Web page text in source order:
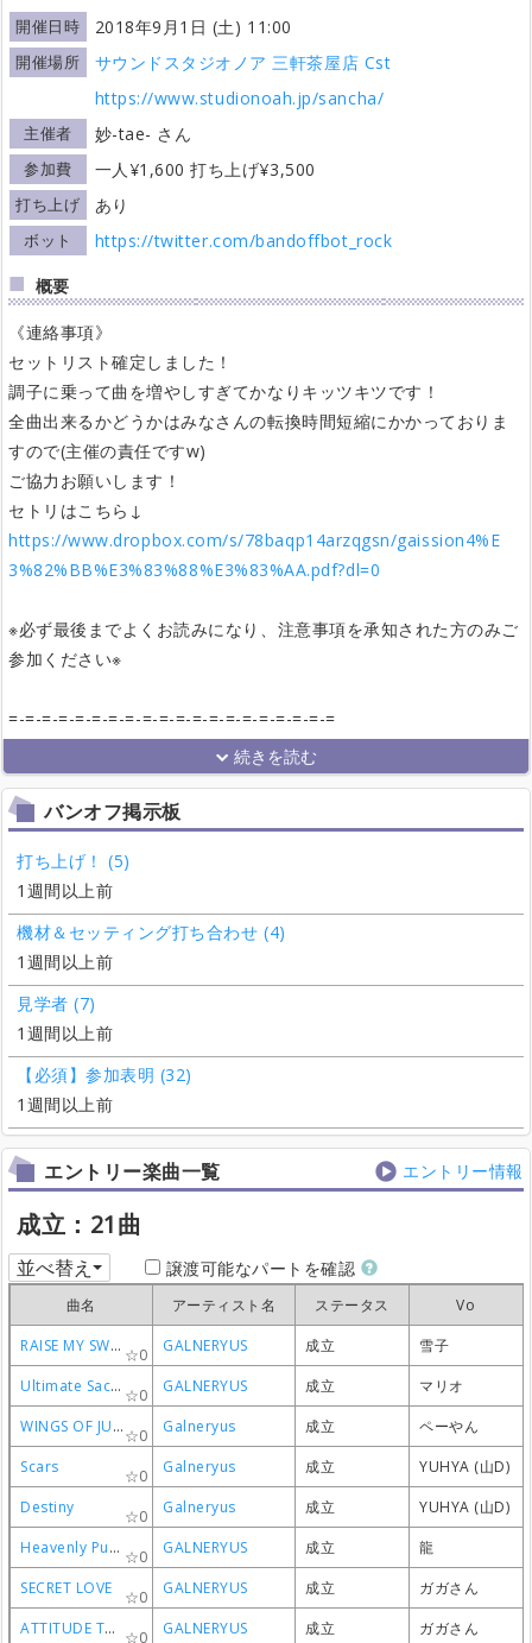
開催日時 2018年9月1日 (土) 11:00
開催場所
サウンドスタジオノア 三軒茶屋店 Cst
https://www.studionoah.jp/sancha/
主催者 妙-tae- さん
参加費 一人¥1,600 打ち上げ¥3,500
打ち上げ あり
ボット
https://twitter.com/bandoffbot_rock
概要
《連絡事項》
セットリスト確定しました！
調子に乗って曲を増やしすぎてかなりキッツキツです！
全曲出来るかどうかはみなさんの転換時間短縮にかかっておりま
すので(主催の責任ですw)
ご協力お願いします！
セトリはこちら↓
https://www.dropbox.com/s/78baqp14arzqgsn/gaission4%E
3%82%BB%E3%83%88%E3%83%AA.pdf?dl=0
※必ず最後までよくお読みになり、注意事項を承知された方のみご
参加ください※
=-=-=-=-=-=-=-=-=-=-=-=-=-=-=-=-=-=-=-=
バンオフ掲示板
打ち上げ！ (5)
1週間以上前
機材＆セッティング打ち合わせ (4)
1週間以上前
見学者 (7)
1週間以上前
【必須】参加表明 (32)
1週間以上前
エントリー楽曲一覧 エントリー情報
成立：21曲
並べ替え 譲渡可能なパートを確認
曲名 アーティスト名 ステータス
Vo
RAISE MY SWORD
0 GALNERYUS 成立
雪子
Ultimate Sacrifice
0 GALNERYUS 成立
マリオ
WINGS OF JUSTICE
0 Galneryus 成立
ペーやん
Scars
0 Galneryus 成立
YUHYA (山D)
Destiny
0 Galneryus 成立
YUHYA (山D)
Heavenly Punishment
0 GALNERYUS 成立
龍
SECRET LOVE
0 GALNERYUS 成立
ガガさん
ATTITUDE TO LIFE
0 GALNERYUS 成立 ガガさん
曲名 アーティスト名 ステータス
Vo
RAISE MY SWORD
0 GALNERYUS 成立
雪子
Ultimate Sacrifice
0 GALNERYUS 成立
マリオ
WINGS OF JUSTICE
0 Galneryus 成立
ペーやん
Scars
0 Galneryus 成立
YUHYA (山D)
Destiny
0 Galneryus 成立
YUHYA (山D)
Heavenly Punishment
0 GALNERYUS 成立
龍
SECRET LOVE
0 GALNERYUS 成立
ガガさん
ATTITUDE TO LIFE
0 GALNERYUS 成立 ガガさん
曲名 アーティスト名 ステータス
Vo
RAISE MY SWORD
0 GALNERYUS 成立
雪子
Ultimate Sacrifice
0 GALNERYUS 成立
マリオ
WINGS OF JUSTICE
0 Galneryus 成立
ペーやん
Scars
0 Galneryus 成立
YUHYA (山D)
Destiny
0 Galneryus 成立
YUHYA (山D)
Heavenly Punishment
0 GALNERYUS 成立
龍
SECRET LOVE
0 GALNERYUS 成立
ガガさん
ATTITUDE TO LIFE
0 GALNERYUS 成立 ガガさん
曲名 アーティスト名 ステータス
Vo
RAISE MY SWORD
0 GALNERYUS 成立
雪子
Ultimate Sacrifice
0 GALNERYUS 成立
マリオ
WINGS OF JUSTICE
0 Galneryus 成立
ペーやん
Scars
0 Galneryus 成立
YUHYA (山D)
Destiny
0 Galneryus 成立
YUHYA (山D)
Heavenly Punishment
0 GALNERYUS 成立
龍
SECRET LOVE
0 GALNERYUS 成立
ガガさん
ATTITUDE TO LIFE
0 GALNERYUS 成立 ガガさん